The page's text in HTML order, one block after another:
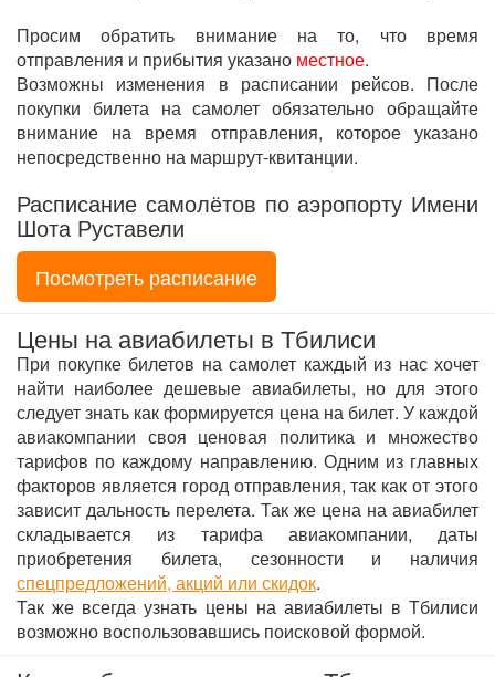
Просим обратить внимание на то, что время
отправления и прибытия указано местное.
Возможны изменения в расписании рейсов. После
покупки билета на самолет обязательно обращайте
внимание на время отправления, которое указано
непосредственно на маршрут-квитанции.
Расписание самолётов по аэропорту Имени
Шота Руставели
Посмотреть расписание
Цены на авиабилеты в Тбилиси
При покупке билетов на самолет каждый из нас хочет
найти наиболее дешевые авиабилеты, но для этого
следует знать как формируется цена на билет. У каждой
авиакомпании своя ценовая политика и множество
тарифов по каждому направлению. Одним из главных
факторов является город отправления, так как от этого
зависит дальность перелета. Так же цена на авиабилет
складывается из тарифа авиакомпании, даты
приобретения билета, сезонности и наличия
спецпредложений, акций или скидок.
Так же всегда узнать цены на авиабилеты в Тбилиси
возможно воспользовавшись поисковой формой.